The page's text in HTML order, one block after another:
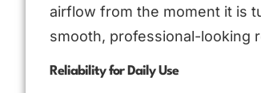
airflow from the moment it is
smooth, professional-looking
Reliability for Daily Use